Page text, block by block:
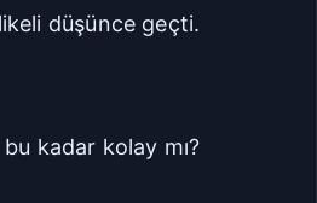
düşünce geçti.
kadar kolay mı?